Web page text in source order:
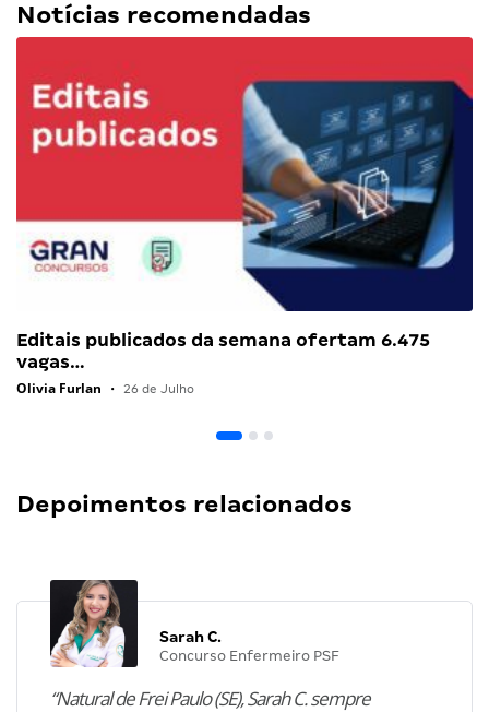
Notícias recomendadas
Editais publicados da semana ofertam 6.475
vagas…
Olivia Furlan • 26 de Julho
Depoimentos relacionados
Sarah C.
Concurso Enfermeiro PSF
“Natural de Frei Paulo (SE), Sarah C. sempre